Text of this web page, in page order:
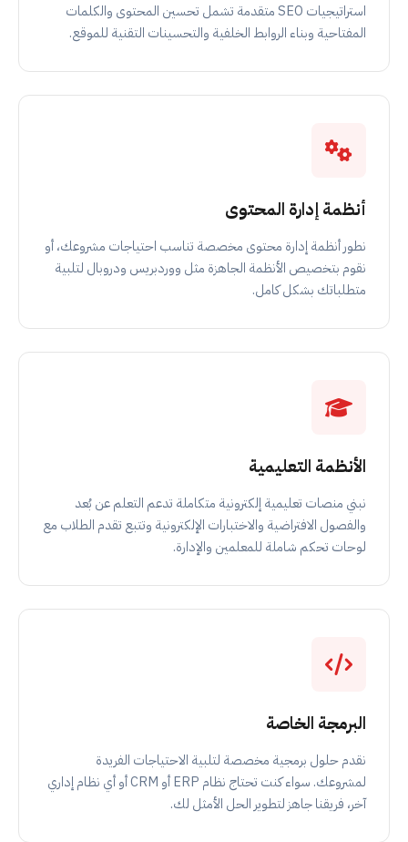
استراتيجيات SEO متقدمة تشمل تحسين المحتوى والكلمات
المفتاحية وبناء الروابط الخلفية والتحسينات التقنية للموقع.
أنظمة إدارة المحتوى
نطور أنظمة إدارة محتوى مخصصة تناسب احتياجات مشروعك، أو
نقوم بتخصيص الأنظمة الجاهزة مثل ووردبريس ودروبال لتلبية
متطلباتك بشكل كامل.
الأنظمة التعليمية
نبني منصات تعليمية إلكترونية متكاملة تدعم التعلم عن بُعد
والفصول الافتراضية والاختبارات الإلكترونية وتتبع تقدم الطلاب مع
لوحات تحكم شاملة للمعلمين والإدارة.
البرمجة الخاصة
نقدم حلول برمجية مخصصة لتلبية الاحتياجات الفريدة
لمشروعك. سواء كنت تحتاج نظام ERP أو CRM أو أي نظام إداري
آخر، فريقنا جاهز لتطوير الحل الأمثل لك.